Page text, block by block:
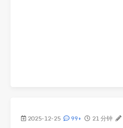
2025-12-25 99+ 21 分钟